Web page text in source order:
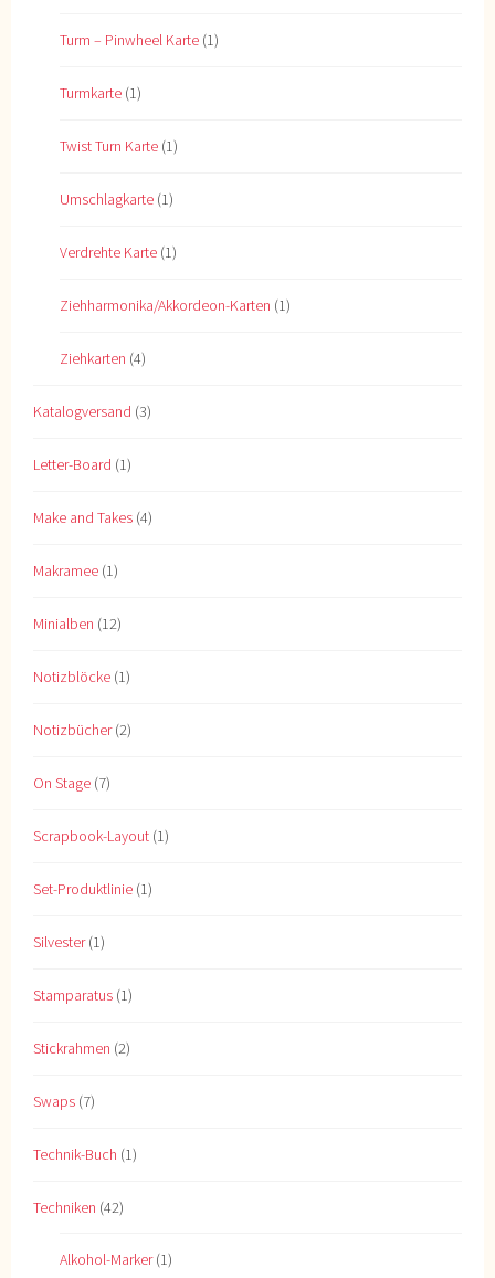
Turm – Pinwheel Karte (1)
Turmkarte (1)
Twist Turn Karte (1)
Umschlagkarte (1)
Verdrehte Karte (1)
Ziehharmonika/Akkordeon-Karten (1)
Ziehkarten (4)
Katalogversand (3)
Letter-Board (1)
Make and Takes (4)
Makramee (1)
Minialben (12)
Notizblöcke (1)
Notizbücher(2)
On Stage (7)
Scrapbook-Layout (1)
Set-Produktlinie (1)
Silvester(1)
Stamparatus (1)
Stickrahmen (2)
Swaps (7)
Technik-Buch (1)
Techniken (42)
Alkohol-Marker(1)